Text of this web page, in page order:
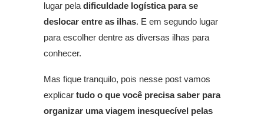
lugar pela dificuldade logística para se
deslocar entre as ilhas. E em segundo lugar
para escolher dentre as diversas ilhas para
conhecer.
Mas fique tranquilo, pois nesse post vamos
explicar tudo o que você precisa saber para
organizar uma viagem inesquecível pelas